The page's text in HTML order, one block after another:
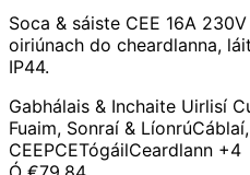
Soca & sáiste CEE 16A
oiriúnach do cheardlanna,
IP44.
Gabhálais & Inchaite Uirlisí
Fuaim, Sonraí & Líonrú
CEEPCETógáilCeardlann +4